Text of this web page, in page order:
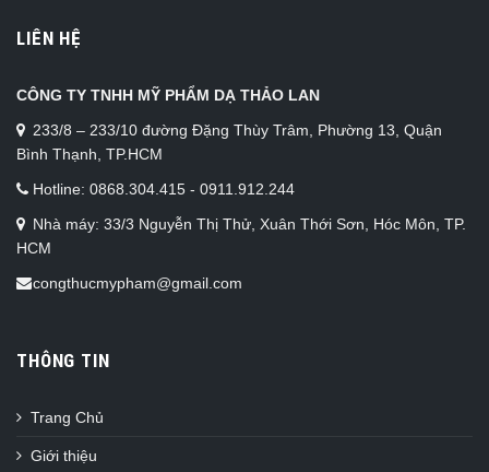
LIÊN HỆ
CÔNG TY TNHH MỸ PHẨM DẠ THẢO LAN
233/8 – 233/10 đường Đặng Thùy Trâm, Phường 13, Quận
Bình Thạnh, TP.HCM
Hotline: 0868.304.415 - 0911.912.244
Nhà máy: 33/3 Nguyễn Thị Thử, Xuân Thới Sơn, Hóc Môn, TP.
HCM
congthucmypham@gmail.com
THÔNG TIN
Trang Chủ
Giới thiệu